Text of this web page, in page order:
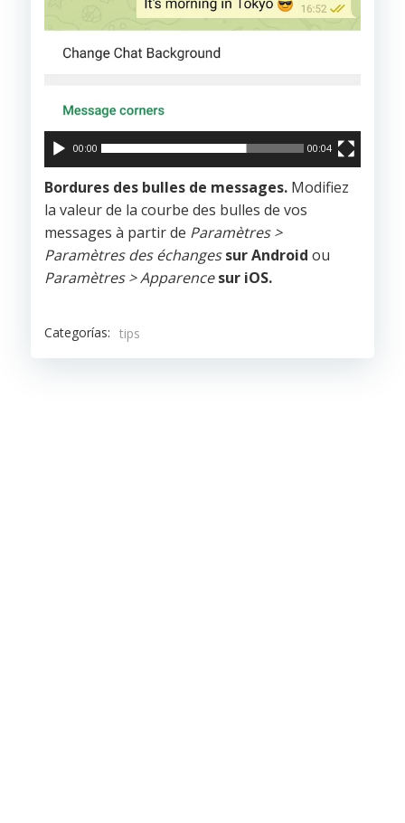
00:00 00:04
Bordures des bulles de messages. Modifiez
la valeur de la courbe des bulles de vos
messages à partir de Paramètres >
Paramètres des échanges sur Android ou
Paramètres > Apparence sur iOS.
Categorías: tips